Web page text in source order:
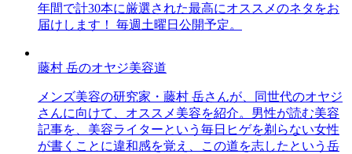
年間で計30本に厳選された最高にオススメのネタをお
届けします！ 毎週土曜日公開予定。
藤村 岳のオヤジ美容道
メンズ美容の研究家・藤村 岳さんが、同世代のオヤジ
さんに向けて、オススメ美容を紹介。男性が読む美容
記事を、美容ライターという毎日ヒゲを剃らない女性
が書くことに違和感を覚え、この道を志したという岳